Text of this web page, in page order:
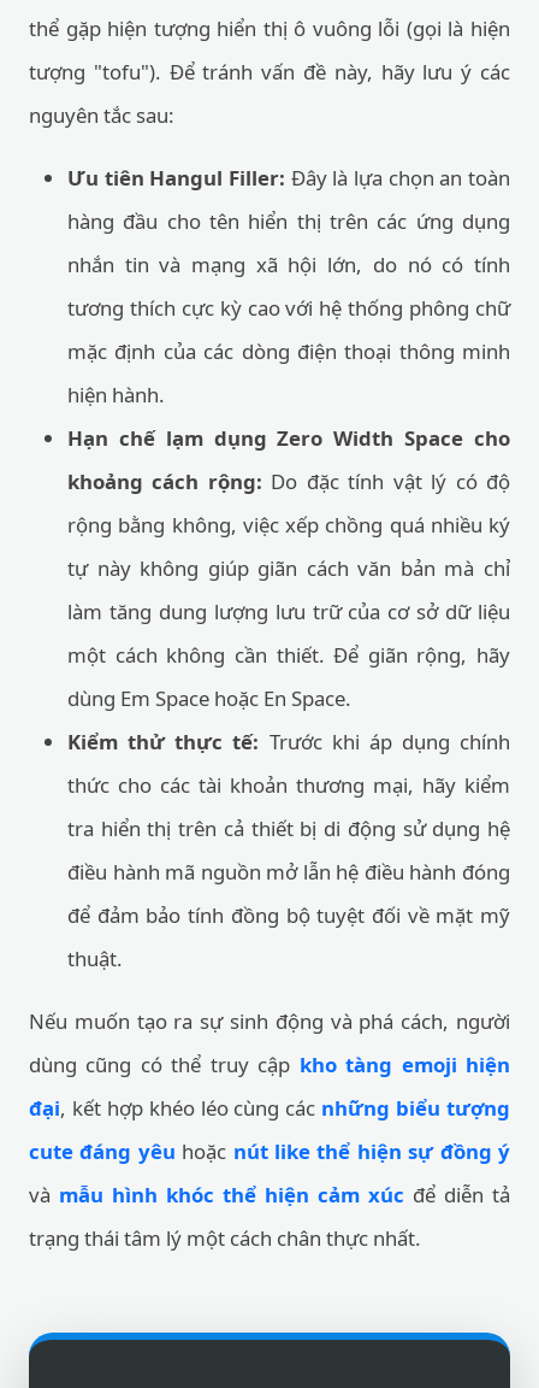
thể gặp hiện tượng hiển thị ô vuông lỗi (gọi là hiện
tượng "tofu"). Để tránh vấn đề này, hãy lưu ý các
nguyên tắc sau:
Ưu tiên Hangul Filler: Đây là lựa chọn an toàn
hàng đầu cho tên hiển thị trên các ứng dụng
nhắn tin và mạng xã hội lớn, do nó có tính
tương thích cực kỳ cao với hệ thống phông chữ
mặc định của các dòng điện thoại thông minh
hiện hành.
Hạn chế lạm dụng Zero Width Space cho
khoảng cách rộng: Do đặc tính vật lý có độ
rộng bằng không, việc xếp chồng quá nhiều ký
tự này không giúp giãn cách văn bản mà chỉ
làm tăng dung lượng lưu trữ của cơ sở dữ liệu
một cách không cần thiết. Để giãn rộng, hãy
dùng Em Space hoặc En Space.
Kiểm thử thực tế: Trước khi áp dụng chính
thức cho các tài khoản thương mại, hãy kiểm
tra hiển thị trên cả thiết bị di động sử dụng hệ
điều hành mã nguồn mở lẫn hệ điều hành đóng
để đảm bảo tính đồng bộ tuyệt đối về mặt mỹ
thuật.
Nếu muốn tạo ra sự sinh động và phá cách, người
dùng cũng có thể truy cập kho tàng emoji hiện
đại, kết hợp khéo léo cùng các những biểu tượng
cute đáng yêu hoặc nút like thể hiện sự đồng ý
và mẫu hình khóc thể hiện cảm xúc để diễn tả
trạng thái tâm lý một cách chân thực nhất.